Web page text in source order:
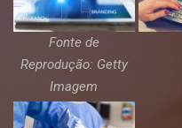
Fonte de
Reprodução: Getty
Imagem